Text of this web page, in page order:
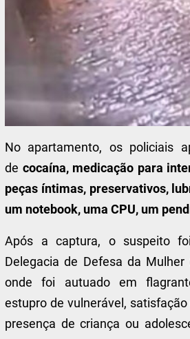
No apartamento, os policiais
de cocaína, medicação para
peças íntimas, preservativos,
um notebook, uma CPU, um
Após a captura, o suspeito
Delegacia de Defesa da Mulher
onde foi autuado em
estupro de vulnerável,
presença de criança ou